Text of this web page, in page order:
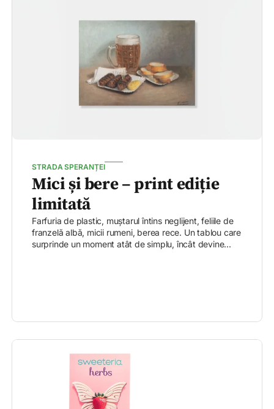
STRADA SPERANȚEI
Mici și bere – print ediție
limitată
Farfuria de plastic, muștarul întins neglijent, feliile de
franzelă albă, micii rumeni, berea rece. Un tablou care
surprinde un moment atât de simplu, încât devine...